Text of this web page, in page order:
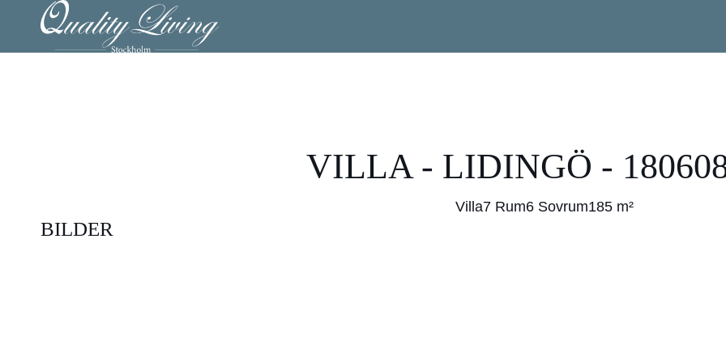
VILLA - LIDINGÖ -
Villa7 Rum6 Sovrum185 m²
BILDER